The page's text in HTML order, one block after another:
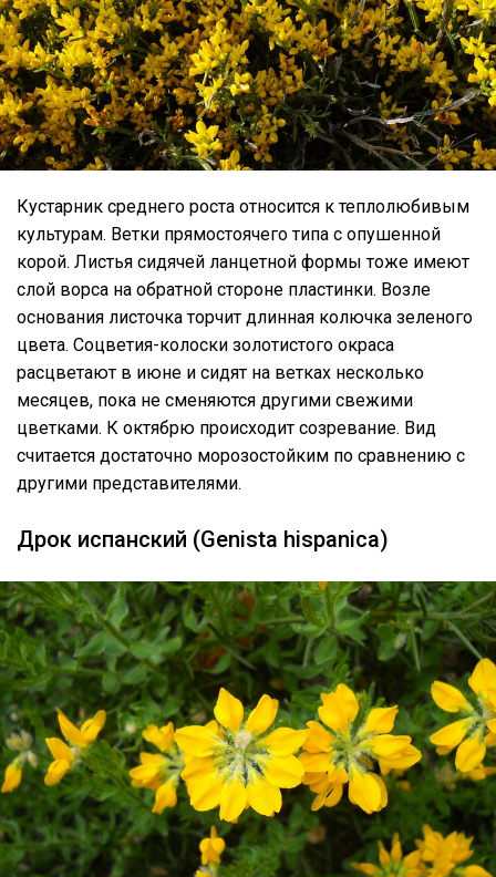
Кустарник среднего роста относится к теплолюбивым
культурам. Ветки прямостоячего типа с опушенной
корой. Листья сидячей ланцетной формы тоже имеют
слой ворса на обратной стороне пластинки. Возле
основания листочка торчит длинная колючка зеленого
цвета. Соцветия-колоски золотистого окраса
расцветают в июне и сидят на ветках несколько
месяцев, пока не сменяются другими свежими
цветками. К октябрю происходит созревание. Вид
считается достаточно морозостойким по сравнению с
другими представителями.
Дрок испанский (Genista hispanica)